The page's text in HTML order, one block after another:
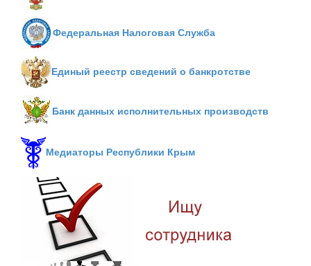
Федеральная Налоговая Служба
Единый реестр сведений о банкротстве
Банк данных исполнительных производств
Медиаторы Республики Крым